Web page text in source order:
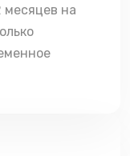
месяцев на